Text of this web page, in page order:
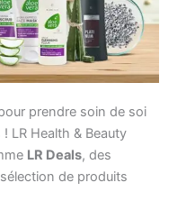
prendre soin de soi
LR Health & Beauty
LR Deals, des
de produits